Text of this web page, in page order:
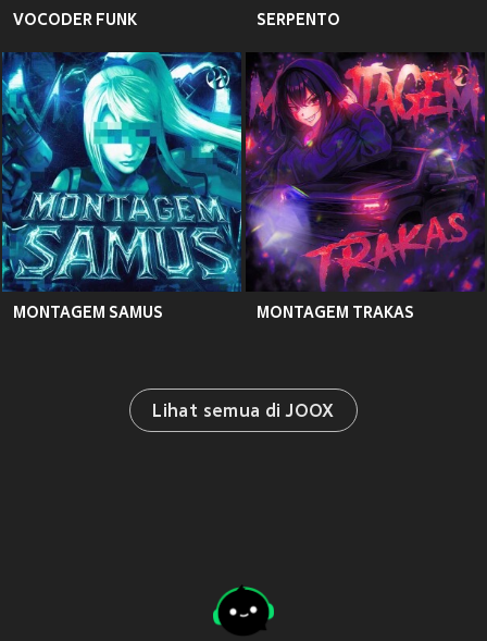
VOCODER FUNK SERPENTO
MONTAGEM SAMUS MONTAGEM TRAKAS
Lihat semua di JOOX